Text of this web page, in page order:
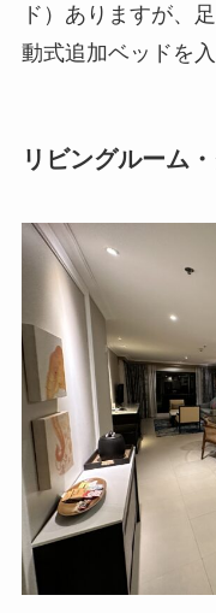
ド）ありますが、
動式追加ベッドを
リビングルーム